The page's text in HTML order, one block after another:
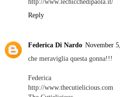
http://www.lechicchedipaola.it/
Reply
Federica Di Nardo November
che meraviglia questa gonna!!!
Federica
http://www.thecutielicious.com